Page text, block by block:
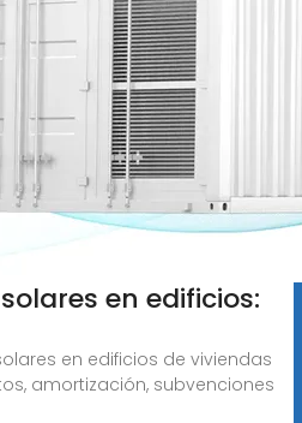
en edificios:
en edificios de viviendas
amortización, subvenciones